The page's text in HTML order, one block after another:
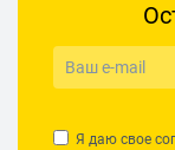
Я даю свое